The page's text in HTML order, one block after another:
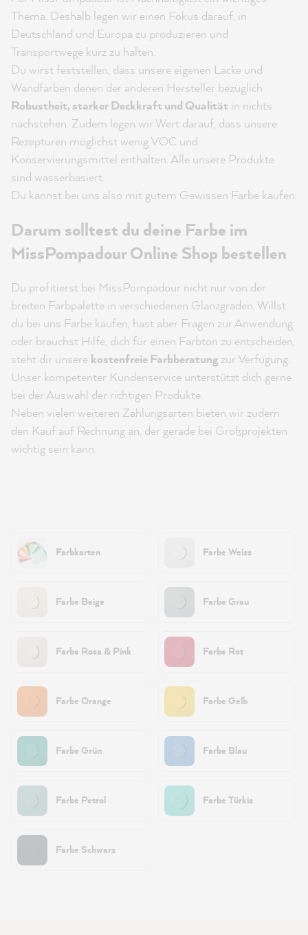
Thema. Deshalb legen wir einen Fokus darauf, in
Deutschland und Europa zu produzieren und
Transportwege kurz zu halten.
Du wirst feststellen, dass unsere eigenen Lacke und
Wandfarben denen der anderen Hersteller bezüglich
Robustheit, starker Deckkraft und Qualität in nichts
nachstehen. Zudem legen wir Wert darauf, dass unsere
Rezepturen möglichst wenig VOC und
Konservierungsmittel enthalten. Alle unsere Produkte
sind wasserbasiert.
Du kannst bei uns also mit gutem Gewissen Farbe kaufen.
Darum solltest du deine Farbe im
MissPompadour Online Shop bestellen
Du profitierst bei MissPompadour nicht nur von der
breiten Farbpalette in verschiedenen Glanzgraden. Willst
du bei uns Farbe kaufen, hast aber Fragen zur Anwendung
oder brauchst Hilfe, dich für einen Farbton zu entscheiden,
steht dir unsere kostenfreie Farbberatung zur Verfügung.
Unser kompetenter Kundenservice unterstützt dich gerne
bei der Auswahl der richtigen Produkte.
Neben vielen weiteren Zahlungsarten bieten wir zudem
den Kauf auf Rechnung an, der gerade bei Großprojekten
wichtig sein kann.
Farbkarten Farbe Weiss
Farbe Beige Farbe Grau
Farbe Rosa & Pink Farbe Rot
Farbe Orange Farbe Gelb
Farbe Grün Farbe Blau
Farbe Petrol Farbe Türkis
Farbe Schwarz